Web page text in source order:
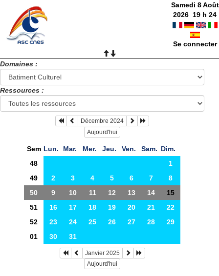
Samedi 8 Août
2026 19 h24
Se connecter
Domaines :
Ressources :
Décembre 2024
Aujourd'hui
Sem Lun. Mar. Mer. Jeu. Ven. Sam. Dim.
48
1
49
2 3 4 5 6 7
8
50
9 10 11 12 13 14
15
51
16 17 18 19 20 21
22
52
23 24 25 26 27 28
29
01
30 31
Janvier 2025
Aujourd'hui